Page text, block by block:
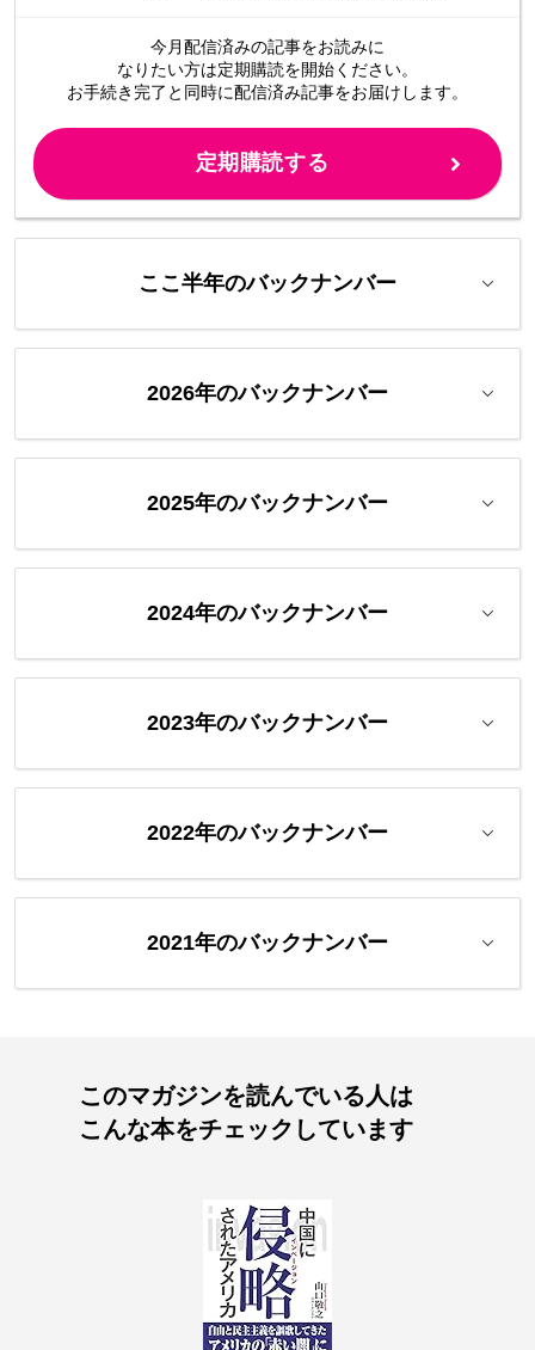
今月配信済みの記事をお読みに
なりたい方は定期購読を開始ください。
お手続き完了と同時に配信済み記事をお届けします。
定期購読する
ここ半年のバックナンバー
2026年のバックナンバー
2025年のバックナンバー
2024年のバックナンバー
2023年のバックナンバー
2022年のバックナンバー
2021年のバックナンバー
このマガジンを読んでいる人は
こんな本をチェックしています